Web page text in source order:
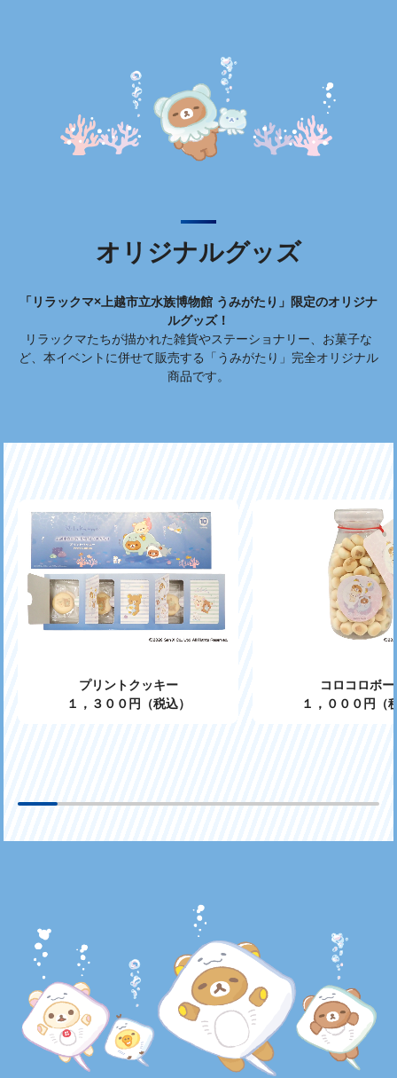
オリジナルグッズ
「リラックマ×上越市立水族博物館 うみがたり」限定のオリジナ
ルグッズ！
リラックマたちが描かれた雑貨やステーショナリー、お菓子な
ど、本イベントに併せて販売する「うみがたり」完全オリジナル
商品です。
プリントクッキー
１，３００円（税込）
コロコロボー
１，０００円（